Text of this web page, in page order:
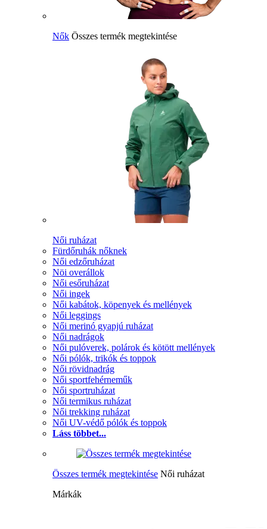
Nők Összes termék megtekintése
Női ruházat
Fürdőruhák nőknek
Női edzőruházat
Nöi overállok
Női esőruházat
Női ingek
Női kabátok, köpenyek és mellények
Női leggings
Női merinó gyapjú ruházat
Női nadrágok
Női pulóverek, polárok és kötött mellények
Női pólók, trikók és toppok
Női rövidnadrág
Női sportfehérneműk
Női sportruházat
Női termikus ruházat
Női trekking ruházat
Női UV-védő pólók és toppok
Láss többet...
Összes termék megtekintése Női ruházat
Márkák